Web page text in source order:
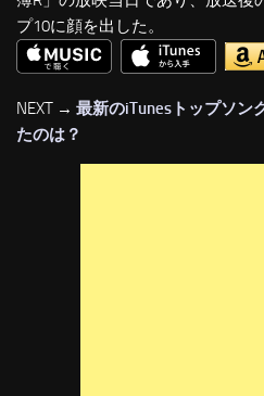
プ10に顔を出した。
NEXT → 最新のiTunesトップソン
たのは？